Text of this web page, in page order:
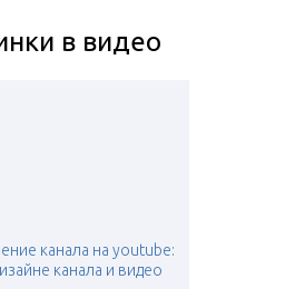
в видео
канала на youtube:
канала и видео